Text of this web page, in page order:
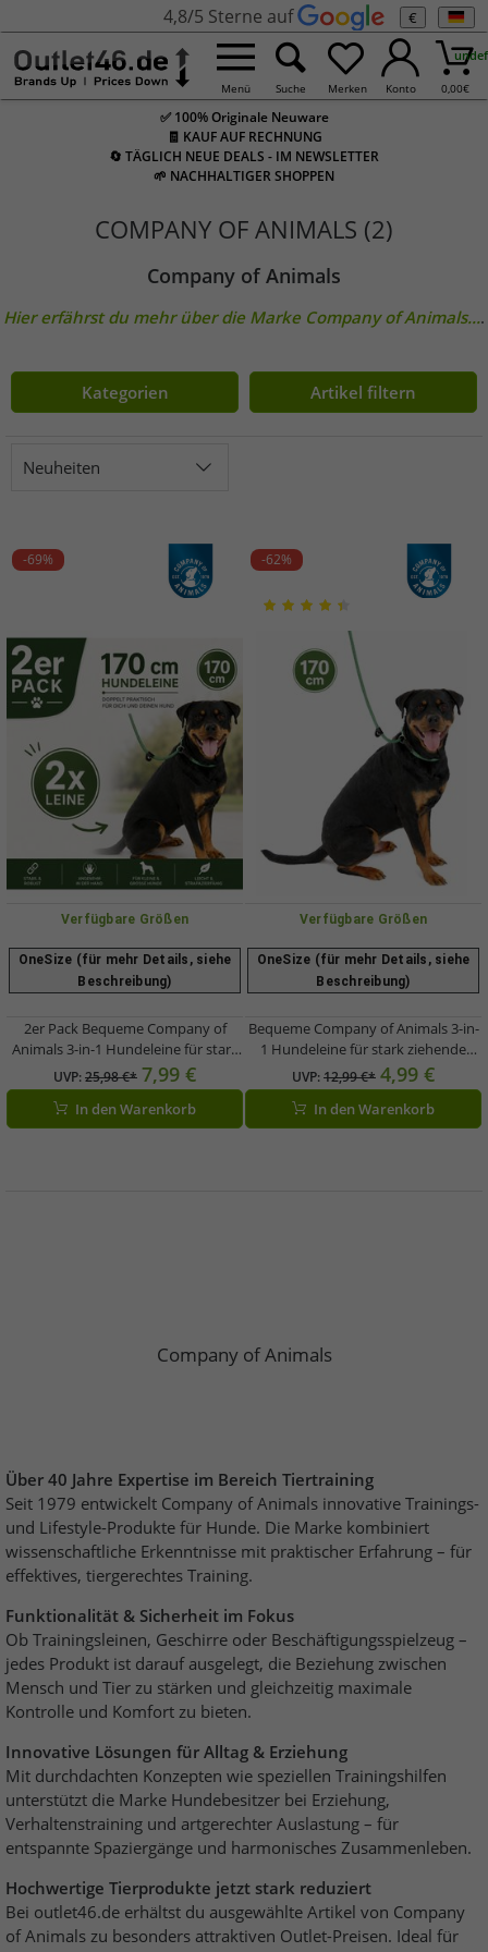
4,8/5 Sterne auf €
Menü Suche Merken Konto 0,00€
✅ 100% Originale Neuware
🧾 KAUF AUF RECHNUNG
🔄 TÄGLICH NEUE DEALS - IM NEWSLETTER
🌱 NACHHALTIGER SHOPPEN
COMPANY OF ANIMALS (2)
Company of Animals
Hier erfährst du mehr über die Marke Company of Animals....
Kategorien Artikel filtern
Neuheiten
-69%
Verfügbare Größen
OneSize (für mehr Details, siehe
Beschreibung)
2er Pack Bequeme Company of
Animals 3-in-1 Hundeleine für stark
ziehende Hunde Hundekurzleine
Retrieverleine 170cm Grün
UVP:25,98 €* 7,99 €
In den Warenkorb
-62%
Verfügbare Größen
OneSize (für mehr Details, siehe
Beschreibung)
Bequeme Company of Animals 3-in-
1 Hundeleine für stark ziehende
Hunde Hundekurzleine
Retrieverleine 170cm Grün
UVP:12,99 €* 4,99 €
In den Warenkorb
Company of Animals
Über 40 Jahre Expertise im Bereich Tiertraining
Seit 1979 entwickelt Company of Animals innovative Trainings-
und Lifestyle-Produkte für Hunde. Die Marke kombiniert
wissenschaftliche Erkenntnisse mit praktischer Erfahrung – für
effektives, tiergerechtes Training.
Funktionalität & Sicherheit im Fokus
Ob Trainingsleinen, Geschirre oder Beschäftigungsspielzeug –
jedes Produkt ist darauf ausgelegt, die Beziehung zwischen
Mensch und Tier zu stärken und gleichzeitig maximale
Kontrolle und Komfort zu bieten.
Innovative Lösungen für Alltag & Erziehung
Mit durchdachten Konzepten wie speziellen Trainingshilfen
unterstützt die Marke Hundebesitzer bei Erziehung,
Verhaltenstraining und artgerechter Auslastung – für
entspannte Spaziergänge und harmonisches Zusammenleben.
Hochwertige Tierprodukte jetzt stark reduziert
Bei outlet46.de erhältst du ausgewählte Artikel von Company
of Animals zu besonders attraktiven Outlet-Preisen. Ideal für